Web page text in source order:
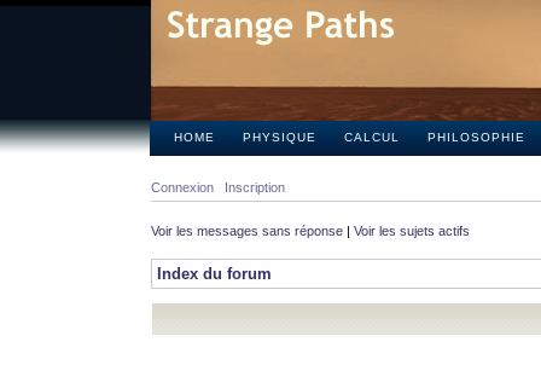
HOME PHYSIQUE CALCUL PHILOSOPHIE
Connexion Inscription
Voir les messages sans réponse | Voir les sujets actifs
Index du forum